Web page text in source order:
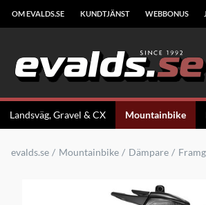
OM EVALDS.SE KUNDTJÄNST WEBBONUS
Landsväg, Gravel & CX Mountainbike
evalds.se Mountainbike Dämpare